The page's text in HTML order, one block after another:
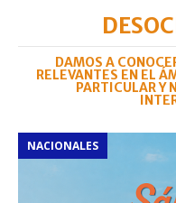
DAMOS A
RELEVANTES EN EL
PARTICULAR Y
NACIONALES